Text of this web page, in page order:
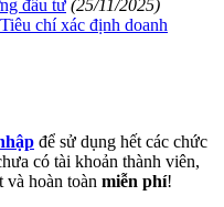
đầu tư (25/11/2025)
chí xác định doanh
để sử dụng hết các chức
có tài khoản thành viên,
và hoàn toàn miễn phí!